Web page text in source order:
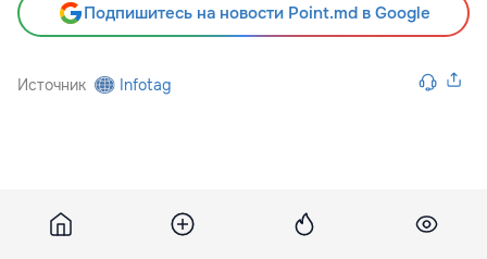
Подпишитесь на новости Point.md в Google
Источник Infotag